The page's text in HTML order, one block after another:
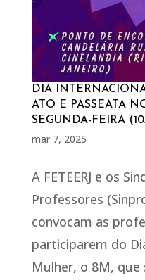
DIA
ATO E PASSEATA
SEGUNDA-FEIRA
mar 7, 2025
A FETEERJ e os
Professores
convocam as
participarem do
Mulher, o 8M,